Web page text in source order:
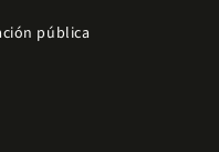
pública